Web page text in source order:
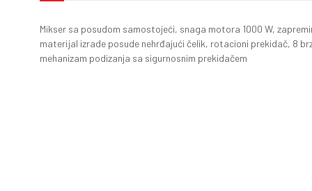
Mikser sa posudom samostojeći, snaga motora 1000 W,
materijal izrade posude nehrđajući čelik, rotacioni prekidač, 8
mehanizam podizanja sa sigurnosnim prekidačem